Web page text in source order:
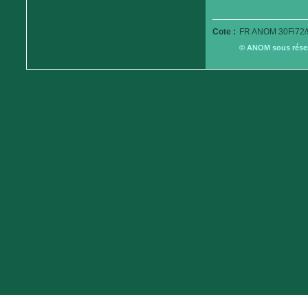
Cote : FR ANOM
© ANOM sous